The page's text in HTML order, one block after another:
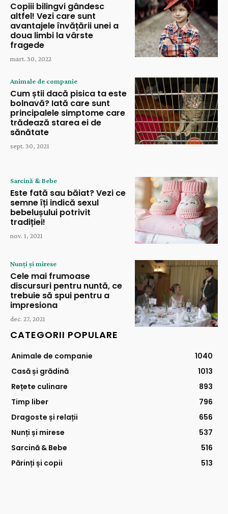
Copiii bilingvi gândesc
altfel! Vezi care sunt
avantajele învățării unei a
doua limbi la vârste
fragede
mart. 30, 2022
Animale de companie
Cum știi dacă pisica ta este
bolnavă? Iată care sunt
principalele simptome care
trădează starea ei de
sănătate
sept. 30, 2021
Sarcină & Bebe
Este fată sau băiat? Vezi ce
semne îți indică sexul
bebelușului potrivit
tradiției!
nov. 1, 2021
Nunți și mirese
Cele mai frumoase
discursuri pentru nuntă, ce
trebuie să spui pentru a
impresiona
dec. 27, 2021
CATEGORII POPULARE
Animale de companie
1040
Casă și grădină
1013
Rețete culinare
893
Timp liber
796
Dragoste și relații
656
Nunți și mirese
537
Sarcină & Bebe
516
Părinți și copii
513